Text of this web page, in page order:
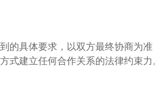
的具体要求，以双方最终协商为
式建立任何合作关系的法律约束力。